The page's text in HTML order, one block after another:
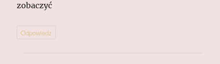
zobaczyć
Odpowiedz